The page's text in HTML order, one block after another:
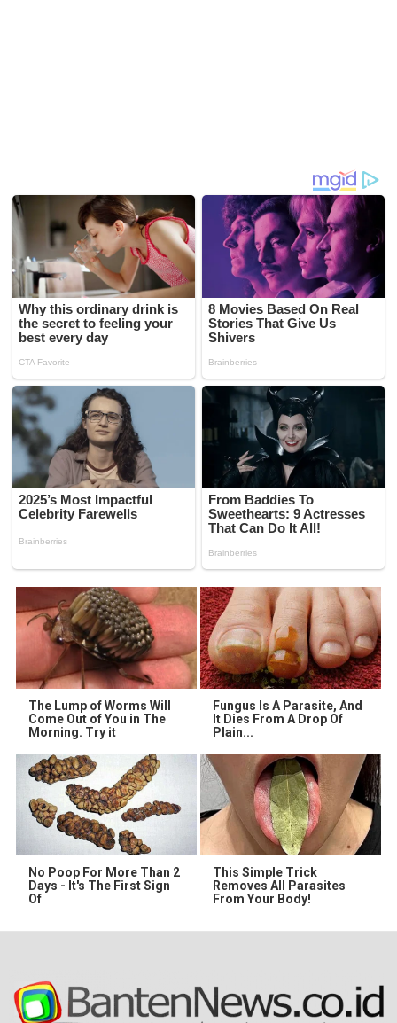
The Lump of Worms Will
Come Out of You in The
Morning. Try it
Fungus Is A Parasite, And
It Dies From A Drop Of
Plain...
No Poop For More Than 2
Days - It's The First Sign
Of
This Simple Trick
Removes All Parasites
From Your Body!